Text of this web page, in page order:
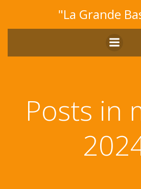
au
"La Grande
Posts in